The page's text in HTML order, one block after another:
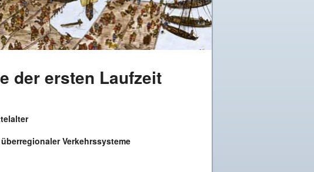
der ersten Laufzeit
Verkehrssysteme